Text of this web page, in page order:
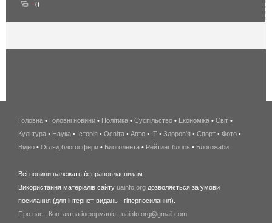
0
беспроводной
интернет
киев
wimax
в
Головна • Головні новини • Політика • Суспільство • Економіка • Світ •
Культура • Наука • Історія • Освіта • Авто • IT • Здоров'я • Спорт • Фото •
Відео • Огляд блогосфери • Блоголента • Рейтинг блогів • Блогожаби
Всі новини належать їх правовласникам.
Використання матеріалів сайту uainfo.org дозволяється за умови
посилання (для інтернет-видань - гіперпосилання).
Про нас
Контактна інформація uainfo.org@gmail.com